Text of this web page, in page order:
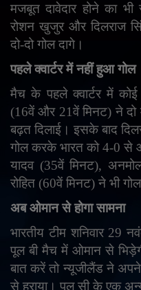
मजबूत दावेदार होने का
रोशन खुजुर और दिलराज
दो-दो गोल दागे।
पहले क्वार्टर में नहीं हुआ गोल
मैच के पहले क्वार्टर में
(16वें और 21वें मिनट) ने दो
बढ़त दिलाई। इसके बाद
गोल करके भारत को 4-0 से
यादव (35वें मिनट),
रोहित (60वें मिनट) ने भी
अब ओमान से होगा सामना
भारतीय टीम शनिवार 29
पूल बी मैच में ओमान से
बात करें तो न्यूजीलैंड ने
से हराया। पूल सी के एक